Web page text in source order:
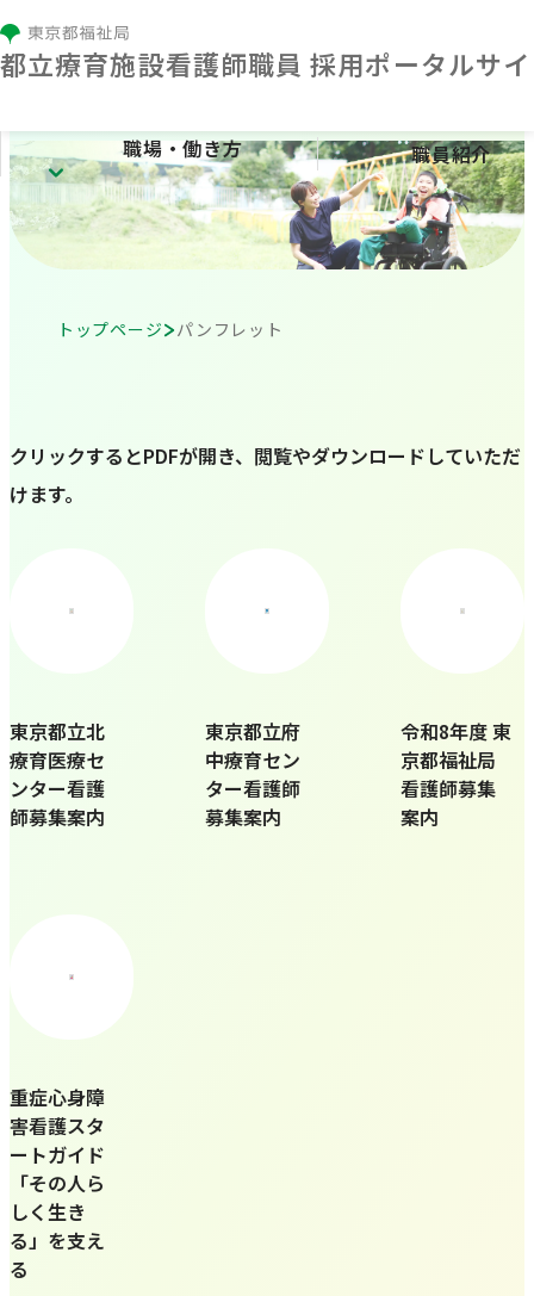
都⽴療育施設看護師職員 採⽤ポータルサ
職場・働き方
職場・働き方
施設紹介
看護の特色
職員紹介
トップページ パンフレット
クリックするとPDFが開き、閲覧やダウンロードしていただ
けます。
東京都立北
療育医療セ
ンター看護
師募集案内
東京都立府
中療育セン
ター看護師
募集案内
令和8年度 東
京都福祉局
看護師募集
案内
重症心身障
害看護スタ
ートガイド
「その人ら
しく生き
る」を支え
る